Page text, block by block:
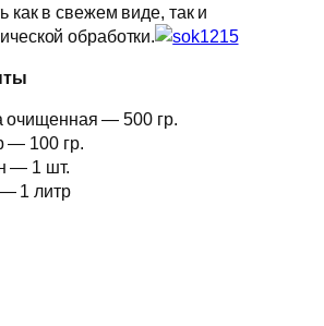
как в свежем виде, так и
обработки.
очищенная — 500 гр.
— 100 гр.
— 1 шт.
1 литр